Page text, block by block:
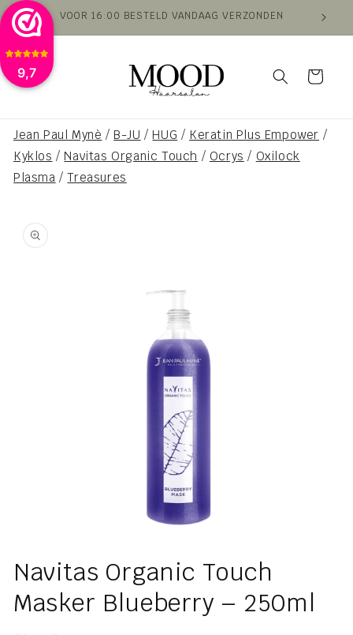
9,7
Meteen
naar de
content
VOOR 16:00 BESTELD VANDAAG VERZONDEN
Winkelwagen
Jean Paul Mynè / B-JU / HUG / Keratin Plus Empower /
Kyklos / Navitas Organic Touch / Ocrys / Oxilock
Plasma /Treasures
direct naar
openen
in
modaal
Navitas Organic Touch
Masker Blueberry – 250ml